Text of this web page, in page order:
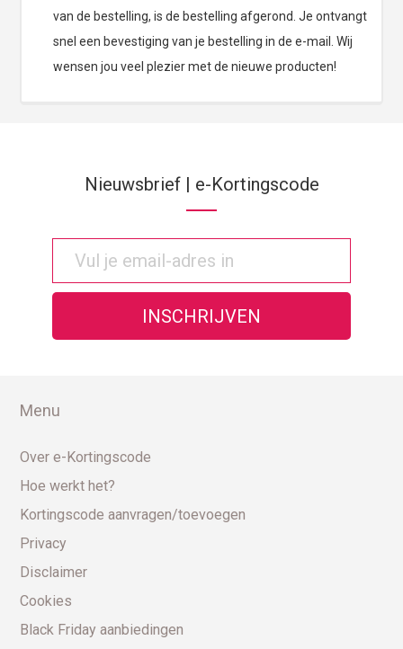
van de bestelling, is de bestelling afgerond. Je ontvangt
snel een bevestiging van je bestelling in de e-mail. Wij
wensen jou veel plezier met de nieuwe producten!
Nieuwsbrief | e-Kortingscode
Menu
Over e-Kortingscode
Hoe werkt het?
Kortingscode aanvragen/toevoegen
Privacy
Disclaimer
Cookies
Black Friday aanbiedingen